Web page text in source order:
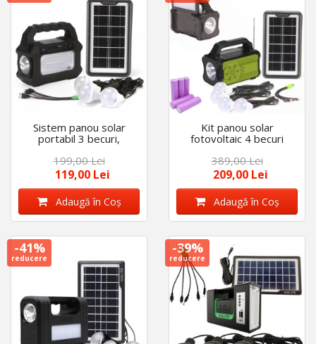
Sistem panou solar
portabil 3 becuri,
incarcare telefon,
lanterna
199,00 Lei
119,00 Lei
Adaugă în Coş
Kit panou solar
fotovoltaic 4 becuri
mp3 bluetooth LiIon
5x18650 10000mAh
389,00 Lei
209,00 Lei
Adaugă în Coş
-41%
reducere
-39%
reducere